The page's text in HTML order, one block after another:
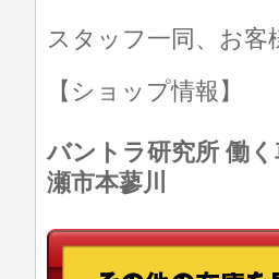
スタッフ一同、お
【ショップ情報】
バントラ研究所 働
瀬市本蓼川